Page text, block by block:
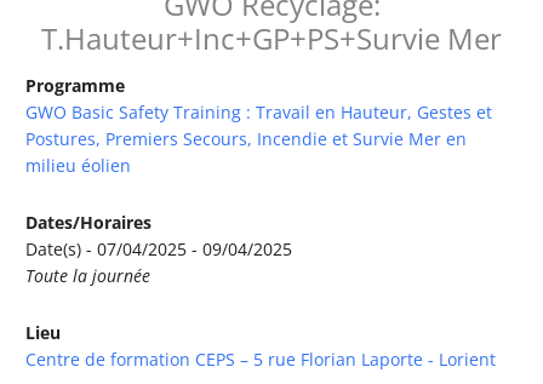
T.Hauteur+Inc+GP+PS+Survie Mer
Programme
GWO Basic Safety Training : Travail en Hauteur, Gestes et
Postures, Premiers Secours, Incendie et Survie Mer en
milieu éolien
Dates/Horaires
Date(s) - 07/04/2025 - 09/04/2025
Toute la journée
Lieu
Centre de formation CEPS – 5 rue Florian Laporte - Lorient